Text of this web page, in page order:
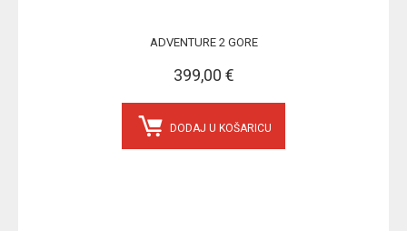
ADVENTURE 2 GORE
399,00 €
DODAJ U KOŠARICU